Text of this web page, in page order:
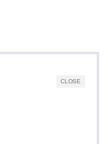
CLOSE